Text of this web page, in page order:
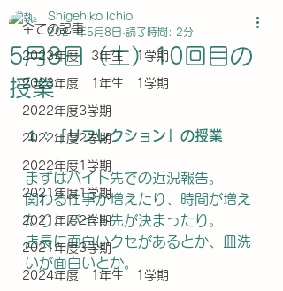
全ての記事
2023年度 3年生 1学期
2023年度 1年生 1学期
2022年度3学期
2022年度2学期
2022年度1学期
2021年度1学期
2021年度2学期
2021年度3学期
2024年度 1年生 1学期
5月8日（土）10回目の
授業
Shigehiko Ichio
2021年5月8日 読了時間: 2分
１：「リフレクション」の授業
まずはバイト先での近況報告。
関わる仕事が増えたり、時間が増え
たり、バイト先が決まったり。
店長に面白いクセがあるとか、皿洗
いが面白いとか。